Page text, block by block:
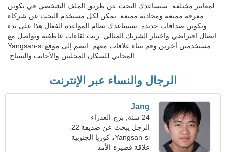
لمعايير مختلفة. سيساعدك البحث عن طريق الملف الشخصي في تكوين
معرفة ممتعة ومحادثة ممتعة. يمكن لكل مستخدم البحث عن شركاء
وتكوين صداقات جديدة. سيساعدك نظام المواعدة الفعال هذا على بدء
اتصال افتراضي واختيار الشريك المثالي. رتب لقاءات عاطفية وتواصل مع
مستخدمين آخرين وقم ببناء علاقات معهم. انضم إلى موقع Yangsan-si
المجاني للسكان المحليين والأجانب والسياح.
الرجال والنساء عبر الإنترنت
Jang
24 سنة, برج العذراء
الرجل يبحث عن صديقة 22-
31
Yangsan-si، كوريا الجنوبية
علاقة قصيرة الأمد